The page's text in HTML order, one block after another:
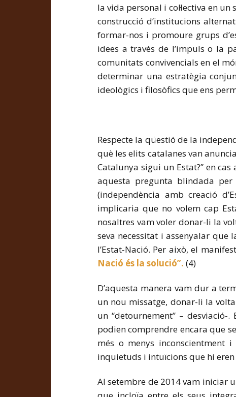
la vida personal i col·lectiva en
construcció d’institucions
formar-nos i promoure grups
idees a través de l’impuls o la
comunitats convivencials en el
determinar una estratègia
ideològics i filosòfics que ens
Respecte la qüestió de la
què les elits catalanes van
Catalunya sigui un Estat?” en
aquesta pregunta blindada per
(independència amb creació
implicaria que no volem cap
nosaltres vam voler donar-li la
seva necessitat i assenyalar que
l’Estat-Nació. Per això, el
Nació és la solució”. (4)
D’aquesta manera vam dur a
un nou missatge, donar-li la
un “detournement” –
podien comprendre encara que
més o menys
inquietuds i intuïcions que hi
Al setembre de 2014 vam iniciar